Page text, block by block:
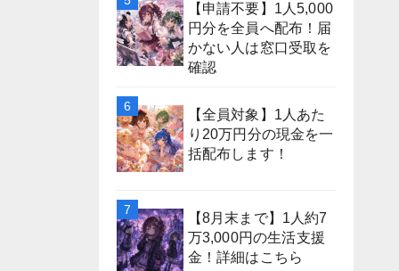
【申請不要】1人5,000
円分を全員へ配布！届
かない人は窓口受取を
確認
【全員対象】1人あた
り20万円分の現金を一
括配布します！
【8月末まで】1人約7
万3,000円の生活支援
金！詳細はこちら